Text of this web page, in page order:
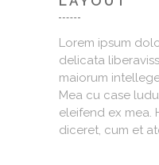
Lorem ipsum
delicata
maiorum
Mea cu case
eleifend ex mea.
diceret, cum et